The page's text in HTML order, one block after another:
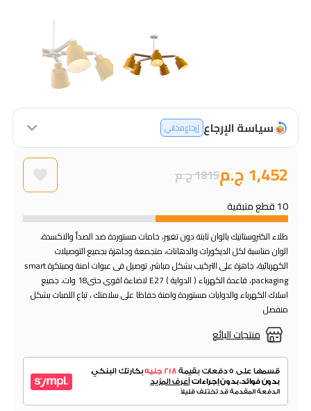
سياسة الإرجاع إرجاع مجاني
1,452 ج.م 1815 ج.م
10 قطع متبقية
منتجات البائع
طلاء الكتروستاتيك بالوان ثابتة دون تغيير، خامات مستوردة ضد الصدأ والاكسدة،
الوان مناسبة لكل الديكورات والدهانات، متجمعة وجاهزة بجميع التوصيلات
الكهربائية، جاهزة على التركيب بشكل مباشر، توصيل فى عبوات امنة ومبتكرة smart
packaging، قاعدة الكهرباء ( الدواية ) E27 لاضاءة اقوى حتى18 وات، جميع
اسلاك الكهرباء والدوايات مستوردة وامنة حفاظا على سلامتك ، تباع اللمبات بشكل
منفصل